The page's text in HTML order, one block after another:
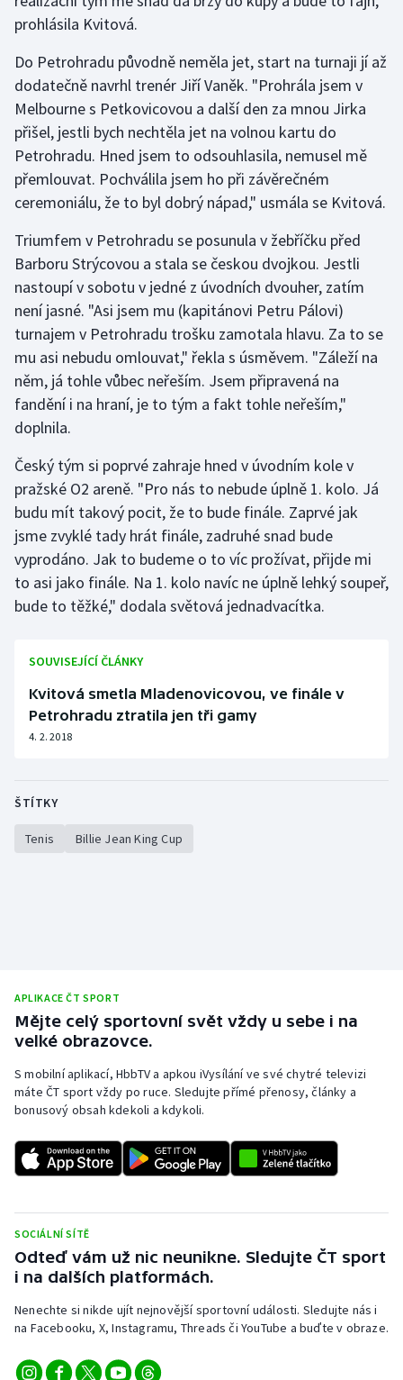
Stolní tenis
Triatlon
Veslování
Vodní slalom
Volejbal
prohlásila Kvitová.
Do Petrohradu původně neměla jet, start na turnaji jí až
dodatečně navrhl trenér Jiří Vaněk. "Prohrála jsem v
Melbourne s Petkovicovou a další den za mnou Jirka
přišel, jestli bych nechtěla jet na volnou kartu do
Petrohradu. Hned jsem to odsouhlasila, nemusel mě
přemlouvat. Pochválila jsem ho při závěrečném
ceremoniálu, že to byl dobrý nápad," usmála se Kvitová.
Triumfem v Petrohradu se posunula v žebříčku před
Barboru Strýcovou a stala se českou dvojkou. Jestli
nastoupí v sobotu v jedné z úvodních dvouher, zatím
není jasné. "Asi jsem mu (kapitánovi Petru Pálovi)
turnajem v Petrohradu trošku zamotala hlavu. Za to se
mu asi nebudu omlouvat," řekla s úsměvem. "Záleží na
něm, já tohle vůbec neřeším. Jsem připravená na
fandění i na hraní, je to tým a fakt tohle neřeším,"
doplnila.
Český tým si poprvé zahraje hned v úvodním kole v
pražské O2 areně. "Pro nás to nebude úplně 1. kolo. Já
budu mít takový pocit, že to bude finále. Zaprvé jak
jsme zvyklé tady hrát finále, zadruhé snad bude
vyprodáno. Jak to budeme o to víc prožívat, přijde mi
to asi jako finále. Na 1. kolo navíc ne úplně lehký soupeř,
bude to těžké," dodala světová jednadvacítka.
SOUVISEJÍCÍ ČLÁNKY
Kvitová smetla Mladenovicovou, ve finále v
Petrohradu ztratila jen tři gamy
4. 2. 2018
ŠTÍTKY
Tenis Billie Jean King Cup
APLIKACE ČT SPORT
Mějte celý sportovní svět vždy u sebe i na
velké obrazovce.
S mobilní aplikací, HbbTV a apkou iVysílání ve své chytré televizi
máte ČT sport vždy po ruce. Sledujte přímé přenosy, články a
bonusový obsah kdekoli a kdykoli.
SOCIÁLNÍ SÍTĚ
Odteď vám už nic neunikne. Sledujte ČT sport
i na dalších platformách.
Nenechte si nikde ujít nejnovější sportovní události. Sledujte nás i
na Facebooku, X, Instagramu, Threads či YouTube a buďte v obraze.